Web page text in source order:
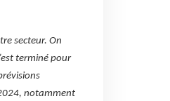
secteur. On
terminé pour
notamment